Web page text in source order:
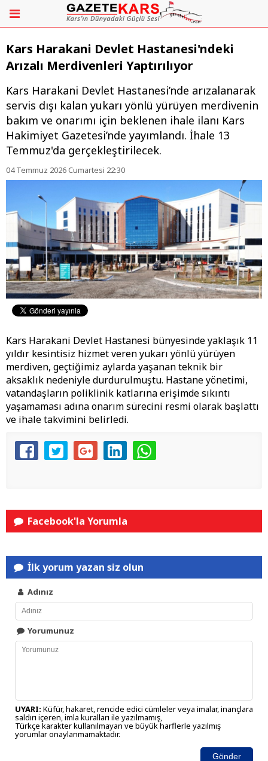
Kars Harakani Devlet Hastanesi'ndeki
Arızalı Merdivenleri Yaptırılıyor
Kars Harakani Devlet Hastanesi’nde arızalanarak
servis dışı kalan yukarı yönlü yürüyen merdivenin
bakım ve onarımı için beklenen ihale ilanı Kars
Hakimiyet Gazetesi’nde yayımlandı. İhale 13
Temmuz'da gerçekleştirilecek.
04 Temmuz 2026 Cumartesi 22:30
Kars Harakani Devlet Hastanesi bünyesinde yaklaşık 11
yıldır kesintisiz hizmet veren yukarı yönlü yürüyen
merdiven, geçtiğimiz aylarda yaşanan teknik bir
aksaklık nedeniyle durdurulmuştu. Hastane yönetimi,
vatandaşların poliklinik katlarına erişimde sıkıntı
yaşamaması adına onarım sürecini resmi olarak başlattı
ve ihale takvimini belirledi.
Facebook'la Yorumla
İlk yorum yazan siz olun
Adınız
Yorumunuz
UYARI: Küfür, hakaret, rencide edici cümleler veya imalar, inançlara
saldırı içeren, imla kuralları ile yazılmamış,
Türkçe karakter kullanılmayan ve büyük harflerle yazılmış
yorumlar onaylanmamaktadır.
Gönder